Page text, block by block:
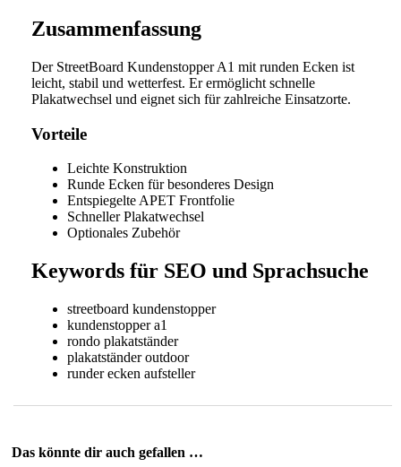
Zusammenfassung
Der StreetBoard Kundenstopper A1 mit runden Ecken ist
leicht, stabil und wetterfest. Er ermöglicht schnelle
Plakatwechsel und eignet sich für zahlreiche Einsatzorte.
Vorteile
Leichte Konstruktion
Runde Ecken für besonderes Design
Entspiegelte APET Frontfolie
Schneller Plakatwechsel
Optionales Zubehör
Keywords für SEO und Sprachsuche
streetboard kundenstopper
kundenstopper a1
rondo plakatständer
plakatständer outdoor
runder ecken aufsteller
Das könnte dir auch gefallen …